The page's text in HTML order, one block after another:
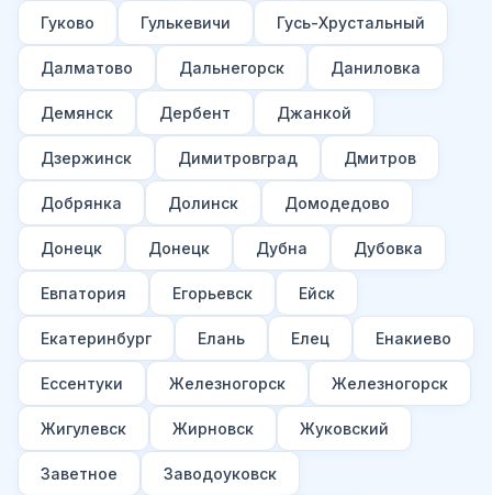
Гуково Гулькевичи Гусь-Хрустальный
Далматово Дальнегорск Даниловка
Демянск Дербент Джанкой
Дзержинск Димитровград Дмитров
Добрянка Долинск Домодедово
Донецк Донецк Дубна Дубовка
Евпатория Егорьевск Ейск
Екатеринбург Елань Елец Енакиево
Ессентуки Железногорск Железногорск
Жигулевск Жирновск Жуковский
Заветное Заводоуковск